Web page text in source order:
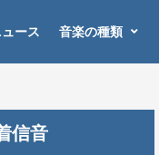
ース 音楽の種類
信音